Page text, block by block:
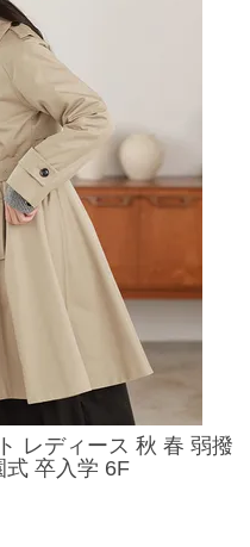
レディース 秋 春 弱撥
式 卒入学 6F